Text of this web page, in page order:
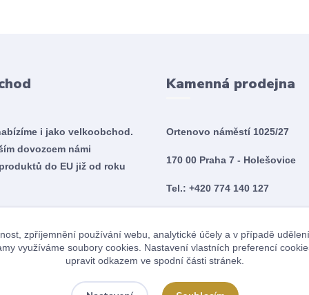
i jako velkoobchod.
dovozcem námi
do EU již od roku
Kamenná prodejna
Ortenovo náměstí 1025/27
170 00 Praha 7 - Holešovice
Tel.: +420 774 140 127
Ne 10:00 - 18:00
zpříjemnění používání webu, analytické účely a v případě
využíváme soubory cookies. Nastavení vlastních preferencí
upravit odkazem ve spodní části stránek.